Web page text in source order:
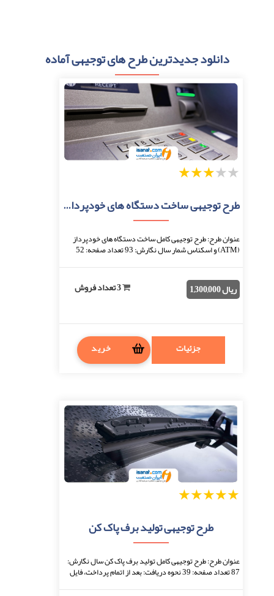
دانلود جدیدترین طرح های توجیهی آماده
5
4
3
2
طرح توجیهی ساخت دستگاه های خودپرداز و پول شمار
عنوان طرح: طرح توجیهی کامل ساخت دستگاه های خودپرداز
(ATM) و اسکناس شمار سال نگارش: 93 تعداد صفحه: 52
ریال 1,300,000
جزئیات خرید
5
4
3
2
طرح توجیهی تولید برف پاک کن
عنوان طرح: طرح توجیهی کامل تولید برف پاک کن سال نگارش:
87 تعداد صفحه: 39 نحوه دریافت: بعد از اتمام پرداخت، فایل